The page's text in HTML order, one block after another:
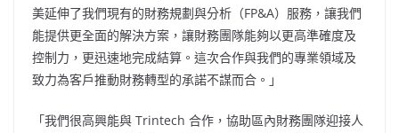
美延伸了我們現有的財務規劃與分析（FP&A）服務，讓我們
能提供更全面的解決方案，讓財務團隊能夠以更高準確度及
控制力，更迅速地完成結算。這次合作與我們的專業領域及
致力為客戶推動財務轉型的承諾不謀而合。」
「我們很高興能與 Trintech 合作，協助區內財務團隊迎接人